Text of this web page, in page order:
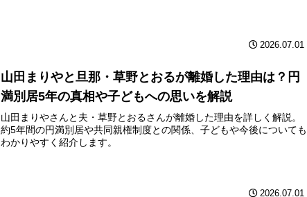
2026.07.01
山田まりやと旦那・草野とおるが離婚した理由は？円
満別居5年の真相や子どもへの思いを解説
山田まりやさんと夫・草野とおるさんが離婚した理由を詳しく解説。
約5年間の円満別居や共同親権制度との関係、子どもや今後についても
わかりやすく紹介します。
2026.07.01